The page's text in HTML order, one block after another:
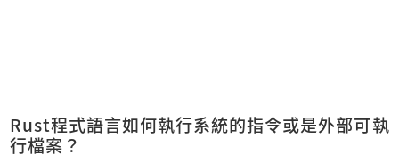
Rust程式語言如何執行系統的指令或是外部可執
行檔案？